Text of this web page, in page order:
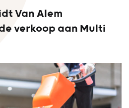
Van Alem
verkoop aan Multi